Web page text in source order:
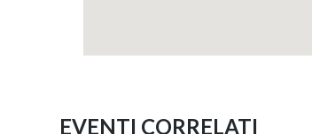
EVENTI CORRELATI